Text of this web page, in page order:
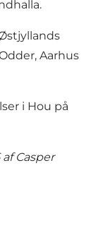
.
Aarhus
i Hou på
afCasper